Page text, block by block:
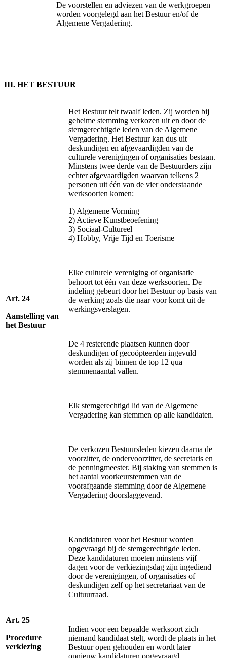
De voorstellen en adviezen van de werkgroepen
worden voorgelegd aan het Bestuur en/of de
Algemene Vergadering.
III. HET BESTUUR
Art. 24
Aanstelling van
het Bestuur
Het Bestuur telt twaalf leden. Zij worden bij
geheime stemming verkozen uit en door de
stemgerechtigde leden van de Algemene
Vergadering. Het Bestuur kan dus uit
deskundigen en afgevaardigden van de
culturele verenigingen of organisaties bestaan.
Minstens twee derde van de Bestuurders zijn
echter afgevaardigden waarvan telkens 2
personen uit één van de vier onderstaande
werksoorten komen:
1) Algemene Vorming
2) Actieve Kunstbeoefening
3) Sociaal-Cultureel
4) Hobby, Vrije Tijd en Toerisme
Elke culturele vereniging of organisatie
behoort tot één van deze werksoorten. De
indeling gebeurt door het Bestuur op basis van
de werking zoals die naar voor komt uit de
werkingsverslagen.
De 4 resterende plaatsen kunnen door
deskundigen of gecoöpteerden ingevuld
worden als zij binnen de top 12 qua
stemmenaantal vallen.
Elk stemgerechtigd lid van de Algemene
Vergadering kan stemmen op alle kandidaten.
De verkozen Bestuursleden kiezen daarna de
voorzitter, de ondervoorzitter, de secretaris en
de penningmeester. Bij staking van stemmen is
het aantal voorkeurstemmen van de
voorafgaande stemming door de Algemene
Vergadering doorslaggevend.
Art. 25
Procedure
verkiezing
Kandidaturen voor het Bestuur worden
opgevraagd bij de stemgerechtigde leden.
Deze kandidaturen moeten minstens vijf
dagen voor de verkiezingsdag zijn ingediend
door de verenigingen, of organisaties of
deskundigen zelf op het secretariaat van de
Cultuurraad.
Indien voor een bepaalde werksoort zich
niemand kandidaat stelt, wordt de plaats in het
Bestuur open gehouden en wordt later